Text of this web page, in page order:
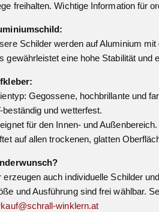
freihalten. Wichtige Information für
Schilder werden auf Aluminium mit
gewährleistet eine hohe Stabilität und
Gegossene, hochbrillante und
beständig und wetterfest.
für den Innen- und Außenbereich.
auf allen trockenen, glatten
erzeugen auch individuelle Schilder
und Ausführung sind frei wählbar.
winklern.at